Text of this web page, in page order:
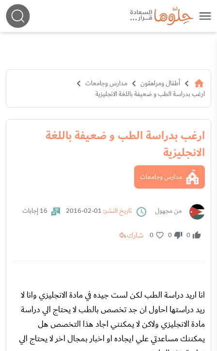
أطفال ومراهقون
مدارس وجامعات
ارغب بدراسة الطب و ضعيفة باللغة الانجليزية
ارغب بدراسة الطب و ضعيفة باللغة
الانجليزية
مدارس وجامعات
من مجهول تاريخ النشر: 16 إجابات
0
0
0 شارك
انا اريد دراسة الطب لكن لست جيده في مادة الانجليزي وانا لا
ريد دراستها احاول ان جد تخصص بالطب لا يحتاج الي دراسة
مادة الانجليزي ولاكن لا يمكنني اجاد هذا التخصص هل
يمكننك مساعدتي علي ايجاده او اخبار بمجال اخر لا يحتاج الي